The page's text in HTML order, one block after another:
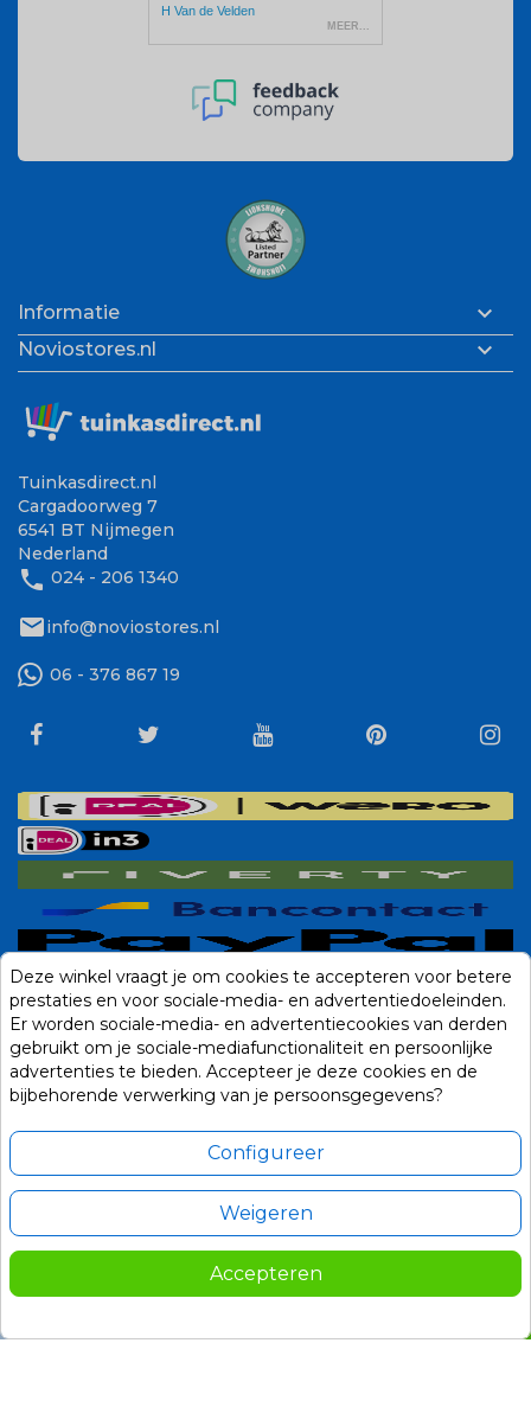
 In winkelwagen
Informatie 
Noviostores.nl 
Tuinkasdirect.nl
Cargadoorweg 7
6541 BT Nijmegen
Nederland
phone 024 - 206 1340
mailinfo@noviostores.nl
06 - 376 867 19
Deze winkel vraagt je om cookies te accepteren voor betere
prestaties en voor sociale-media- en advertentiedoeleinden.
Er worden sociale-media- en advertentiecookies van derden
gebruikt om je sociale-mediafunctionaliteit en persoonlijke
advertenties te bieden. Accepteer je deze cookies en de
bijbehorende verwerking van je persoonsgegevens?
Configureer
Weigeren
Accepteren